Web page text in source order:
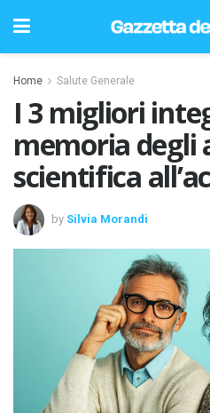
Home Salute Generale
I 3 migliori
memoria degli
scientifica
by Silvia Morandi